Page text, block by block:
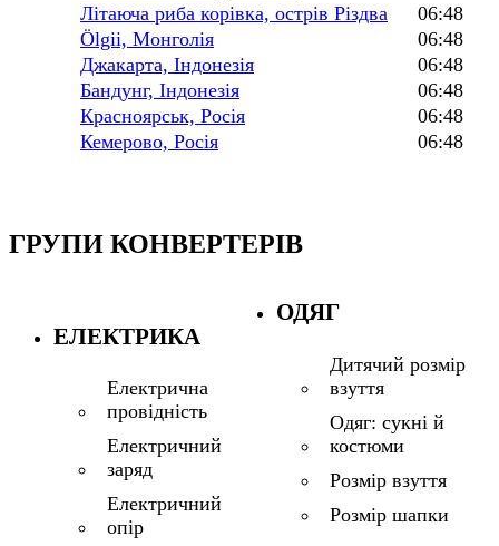
Літаюча риба корівка, острів Різдва
06:48
Ölgii, Монголія
06:48
Джакарта, Індонезія
06:48
Бандунг, Індонезія
06:48
Красноярськ, Росія
06:48
Кемерово, Росія
06:48
ГРУПИ КОНВЕРТЕРІВ
ЕЛЕКТРИКА
Електрична
провідність
Електричний
заряд
Електричний
опір
ОДЯГ
Дитячий розмір
взуття
Одяг: сукні й
костюми
Розмір взуття
Розмір шапки